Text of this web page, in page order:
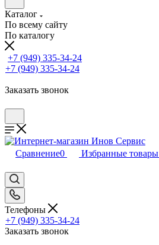
Каталог
По всему сайту
По каталогу
+7 (949) 335-34-24
+7 (949) 335-34-24
Заказать звонок
Сравнение0 Избранные товары
Телефоны
+7 (949) 335-34-24
Заказать звонок